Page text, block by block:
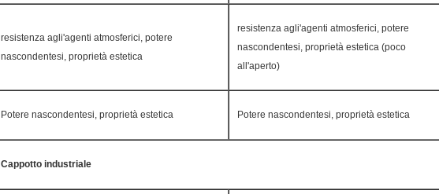
resistenza agli'agenti atmosferici, potere
nascondentesi, proprietà estetica
resistenza agli'agenti atmosferici, potere
nascondentesi, proprietà estetica (poco
all'aperto)
Potere nascondentesi, proprietà estetica Potere nascondentesi, proprietà estetica
Cappotto industriale